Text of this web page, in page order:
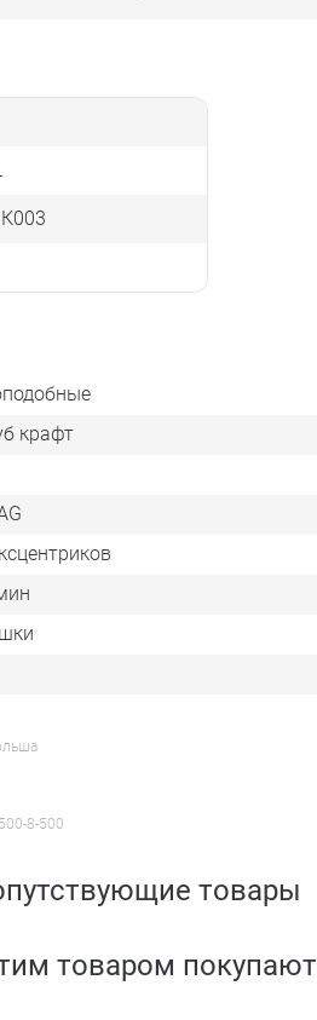
крафт
8-500
товары
товаром покупают